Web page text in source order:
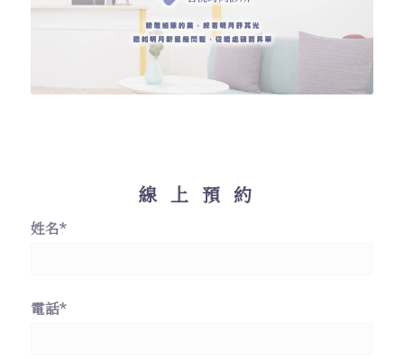
線上預約
姓名*
電話*